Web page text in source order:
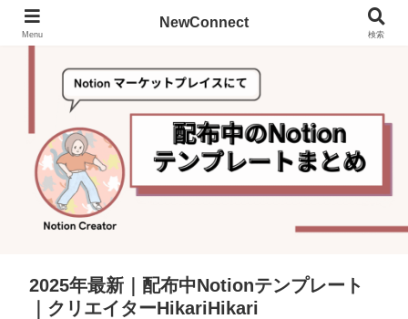
2025年最新｜配布中Notionテンプレート
｜クリエイターHikariHikari
Menu
NewConnect
検索